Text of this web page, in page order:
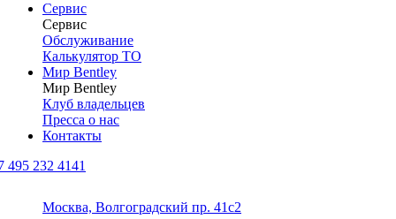
Сервис
Сервис
Обслуживание
Калькулятор ТО
Мир Bentley
Мир Bentley
Клуб владельцев
Пресса о нас
Контакты
495 232 4141
Москва, Волгоградский пр. 41с2